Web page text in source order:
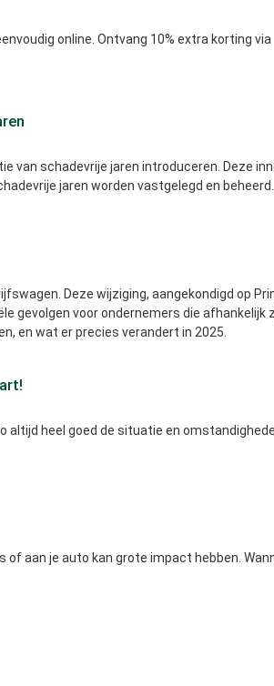
online. Ontvang 10% extra korting via
van schadevrije jaren introduceren. Deze
jaren worden vastgelegd en beheerd.
Deze wijziging, aangekondigd op
gevolgen voor ondernemers die afhankelijk
en wat er precies verandert in 2025.
altijd heel goed de situatie en
of aan je auto kan grote impact hebben.